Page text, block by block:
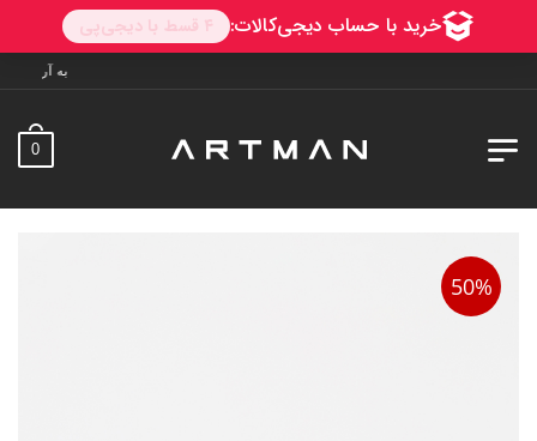
به آرتمن خوش آمدید. ارسال به
0
50%